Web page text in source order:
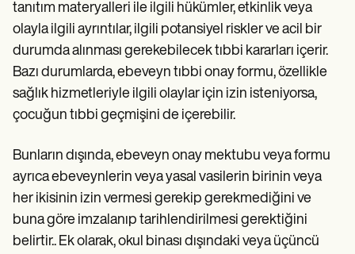
tanıtım materyalleri ile ilgili hükümler, etkinlik veya
olayla ilgili ayrıntılar, ilgili potansiyel riskler ve acil bir
durumda alınması gerekebilecek tıbbi kararları içerir.
Bazı durumlarda, ebeveyn tıbbi onay formu, özellikle
sağlık hizmetleriyle ilgili olaylar için izin isteniyorsa,
çocuğun tıbbi geçmişini de içerebilir.
Bunların dışında, ebeveyn onay mektubu veya formu
ayrıca ebeveynlerin veya yasal vasilerin birinin veya
her ikisinin izin vermesi gerekip gerekmediğini ve
buna göre imzalanıp tarihlendirilmesi gerektiğini
belirtir.. Ek olarak, okul binası dışındaki veya üçüncü